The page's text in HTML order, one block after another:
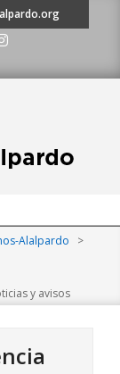
Alalpardo
>
y avisos